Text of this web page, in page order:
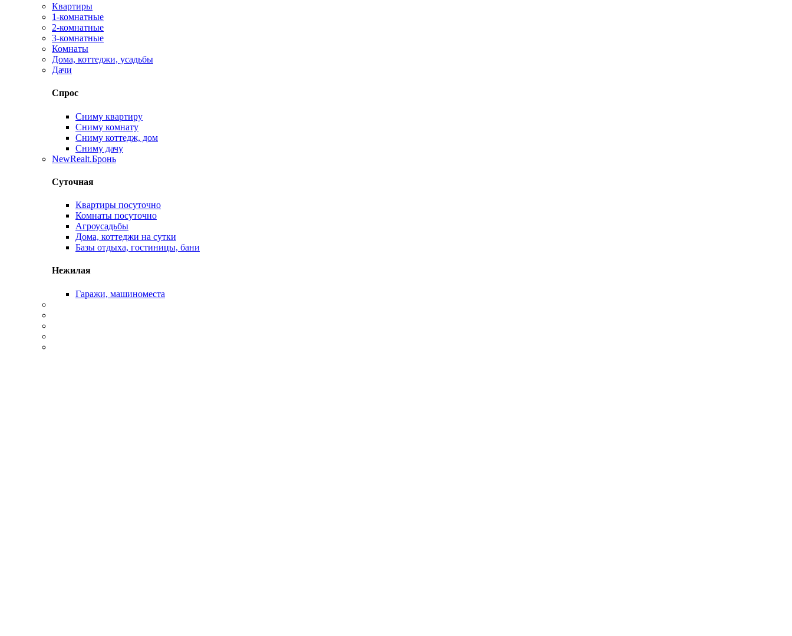
Квартиры
1-комнатные
2-комнатные
3-комнатные
Комнаты
Дома, коттеджи, усадьбы
Дачи
Спрос
Сниму квартиру
Сниму комнату
Сниму коттедж, дом
Сниму дачу
NewRealt.Бронь
Суточная
Квартиры посуточно
Комнаты посуточно
Агроусадьбы
Дома, коттеджи на сутки
Базы отдыха, гостиницы, бани
Нежилая
Гаражи, машиноместа